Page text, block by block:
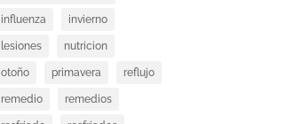
influenza invierno
lesiones nutricion
otoño primavera reflujo
remedio remedios